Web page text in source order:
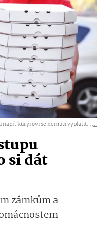
kurýrovi se nemusí vyplatit. ,...
si dát
zámkům a